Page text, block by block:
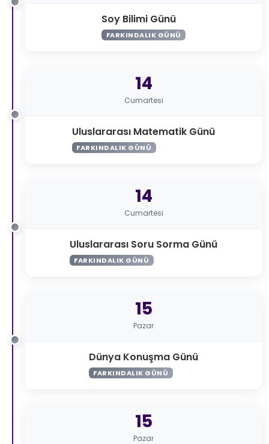
Soy Bilimi Günü
FARKINDALIK GÜNÜ
14
Cumartesi
Uluslararası Matematik Günü
FARKINDALIK GÜNÜ
14
Cumartesi
Uluslararası Soru Sorma Günü
FARKINDALIK GÜNÜ
15
Pazar
Dünya Konuşma Günü
FARKINDALIK GÜNÜ
15
Pazar